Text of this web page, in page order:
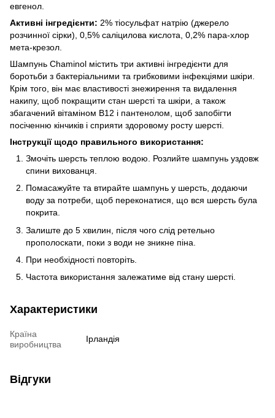
евгенол.
Активні інгредієнти: 2% тіосульфат натрію (джерело
розчинної сірки), 0,5% саліцилова кислота, 0,2% пара-хлор
мета-крезол.
Шампунь Chaminol містить три активні інгредієнти для
боротьби з бактеріальними та грибковими інфекціями шкіри.
Крім того, він має властивості знежирення та видалення
накипу, щоб покращити стан шерсті та шкіри, а також
збагачений вітаміном В12 і пантенолом, щоб запобігти
посіченню кінчиків і сприяти здоровому росту шерсті.
Інструкції щодо правильного використання:
Змочіть шерсть теплою водою. Розлийте шампунь уздовж
спини вихованця.
Помасажуйте та втирайте шампунь у шерсть, додаючи
воду за потреби, щоб переконатися, що вся шерсть була
покрита.
Залиште до 5 хвилин, після чого слід ретельно
прополоскати, поки з води не зникне піна.
При необхідності повторіть.
Частота використання залежатиме від стану шерсті.
Характеристики
Країна
виробництва
Ірландія
Відгуки